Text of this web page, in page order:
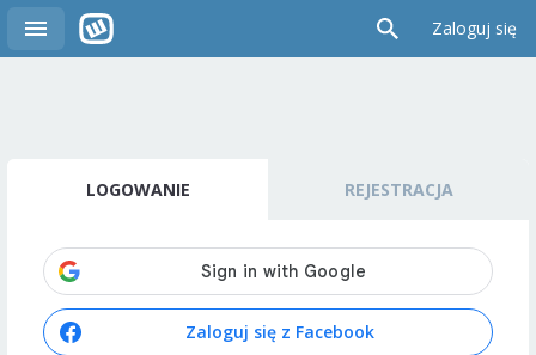
Zaloguj się
LOGOWANIE REJESTRACJA
Zaloguj się z Facebook